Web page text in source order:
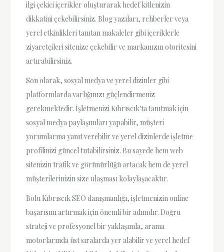
ilgi çekici içerikler oluşturarak hedef kitlenizin
dikkatini çekebilirsiniz. Blog yazıları, rehberler veya
yerel etkinlikleri tanıtan makaleler gibi içeriklerle
ziyaretçileri sitenize çekebilir ve markanızın otoritesini
artırabilirsiniz.
Son olarak, sosyal medya ve yerel dizinler gibi
platformlarda varlığınızı güçlendirmeniz
gerekmektedir. İşletmenizi Kıbrıscık'ta tanıtmak için
sosyal medya paylaşımları yapabilir, müşteri
yorumlarına yanıt verebilir ve yerel dizinlerde işletme
profilinizi güncel tutabilirsiniz. Bu sayede hem web
sitenizin trafik ve görünürlüğü artacak hem de yerel
müşterilerinizin size ulaşması kolaylaşacaktır.
Bolu Kıbrıscık SEO danışmanlığı, işletmenizin online
başarısını artırmak için önemli bir adımdır. Doğru
strateji ve profesyonel bir yaklaşımla, arama
motorlarında üst sıralarda yer alabilir ve yerel hedef